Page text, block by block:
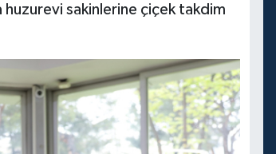
sakinlerine çiçek takdim